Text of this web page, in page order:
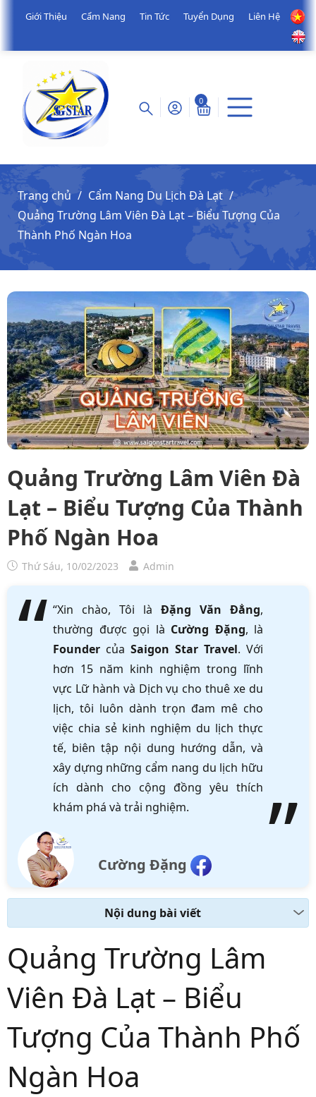
Giới Thiệu Cẩm Nang Tin Tức Tuyển Dụng Liên Hệ
0
Trang chủ
Cẩm Nang Du Lịch Đà Lạt
Quảng Trường Lâm Viên Đà Lạt – Biểu Tượng Của
Thành Phố Ngàn Hoa
Quảng Trường Lâm Viên Đà
Lạt – Biểu Tượng Của Thành
Phố Ngàn Hoa
Thứ Sáu, 10/02/2023 Admin
“Xin chào, Tôi là Đặng Văn Đẳng,
thường được gọi là Cường Đặng, là
Founder của Saigon Star Travel. Với
hơn 15 năm kinh nghiệm trong lĩnh
vực Lữ hành và Dịch vụ cho thuê xe du
lịch, tôi luôn dành trọn đam mê cho
việc chia sẻ kinh nghiệm du lịch thực
tế, biên tập nội dung hướng dẫn, và
xây dựng những cẩm nang du lịch hữu
ích dành cho cộng đồng yêu thích
khám phá và trải nghiệm.
Cường Đặng
Nội dung bài viết
Quảng Trường Lâm
Viên Đà Lạt – Biểu
Tượng Của Thành Phố
Ngàn Hoa